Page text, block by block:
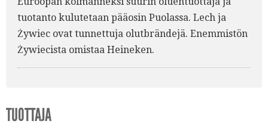
tuotanto kulutetaan pääosin Puolassa. Lech ja
Żywiec ovat tunnettuja olutbrändejä. Enemmistön
Żywiecista omistaa Heineken.
TUOTTAJA